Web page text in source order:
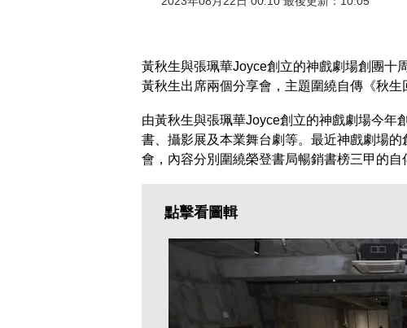
黃秋生與張珮華Joyce創立的神戲劇場創團十
黃秋生出席兩個分享會，主題圍繞自傳《秋生
由黃秋生與張珮華Joyce創立的神戲劇場今年
書、攝影展及本業舞台劇等。最近神戲劇場
會，內容分別圍繞榮登書局暢銷書榜三甲的自
點擊看圖輯